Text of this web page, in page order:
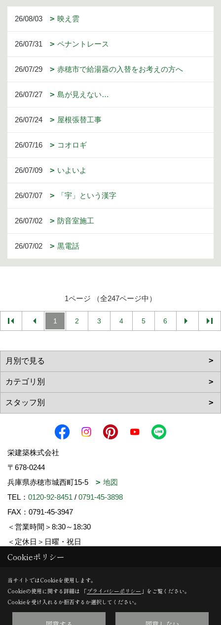
26/08/03 映え雲
26/07/31 ペナントレース
26/07/29 赤穂市で給湯器の入替をお考えの方へ
26/07/27 島が見えない…
26/07/24 屋根張替工事
26/07/16 コオロギ
26/07/09 いよいよ
26/07/07 「宇」という漢字
26/07/02 防音室施工
26/07/02 黒電話
1ページ （全247ページ中）
1 2 3 4 5 6
栄建築株式会社
〒678-0244
兵庫県赤穂市城西町15-5
地図
TEL： 0120-92-8451 / 0791-45-3898
FAX：0791-45-3947
＜営業時間＞8:30～18:30
＜定休日＞日曜・祝日
Copyright (c) SAKAE-KENCHIKU. All Rights Reserved.
Produced byゴデスクリエイト
Cookieポリシー
当サイトではCookieを使用します。
Cookieの使用に関する詳細は 「プライバシーポリシー 」をご覧ください。
Cookieを受け入れるか拒否するか選択してください。